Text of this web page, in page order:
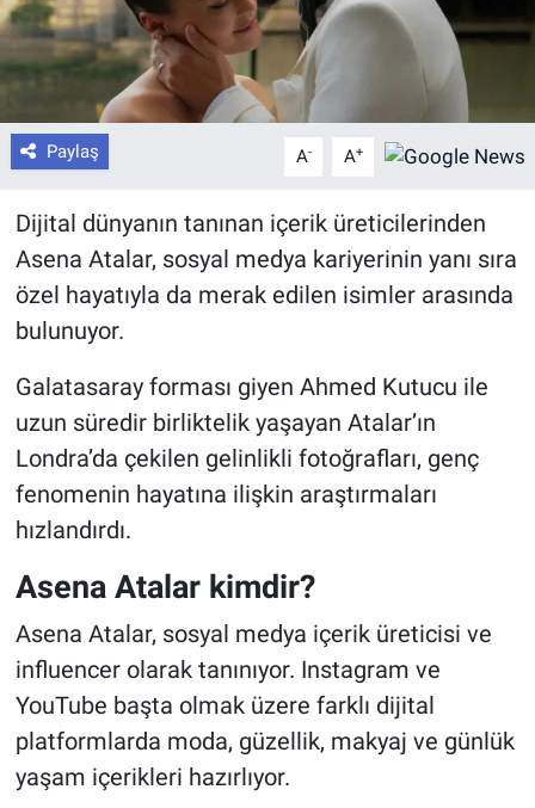
Paylaş A- A+
Dijital dünyanın tanınan içerik üreticilerinden
Asena Atalar, sosyal medya kariyerinin yanı sıra
özel hayatıyla da merak edilen isimler arasında
bulunuyor.
Galatasaray forması giyen Ahmed Kutucu ile
uzun süredir birliktelik yaşayan Atalar’ın
Londra’da çekilen gelinlikli fotoğrafları, genç
fenomenin hayatına ilişkin araştırmaları
hızlandırdı.
Asena Atalar kimdir?
Asena Atalar, sosyal medya içerik üreticisi ve
influencer olarak tanınıyor. Instagram ve
YouTube başta olmak üzere farklı dijital
platformlarda moda, güzellik, makyaj ve günlük
yaşam içerikleri hazırlıyor.